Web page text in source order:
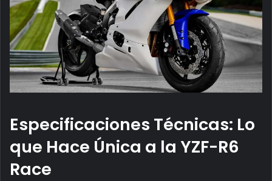
Especificaciones Técnicas: Lo
que Hace Única a la YZF-R6
Race